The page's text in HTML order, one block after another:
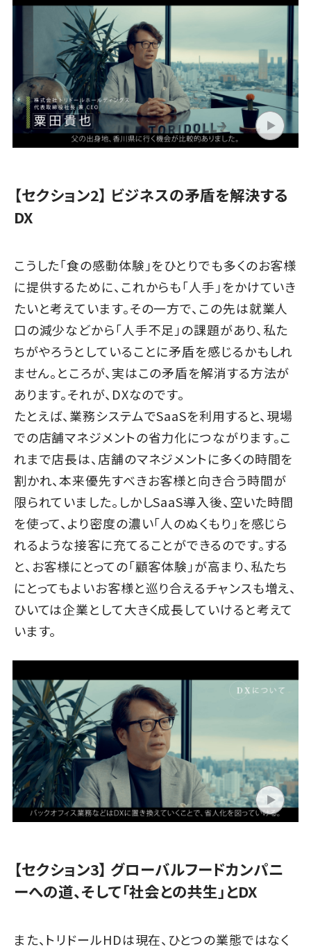
【セクション2】 ビジネスの矛盾を解決する
DX
こうした「食の感動体験」をひとりでも多くのお客様
に提供するために、これからも「人手」をかけていき
たいと考えています。その一方で、この先は就業人
口の減少などから「人手不足」の課題があり、私た
ちがやろうとしていることに矛盾を感じるかもしれ
ません。ところが、実はこの矛盾を解消する方法が
あります。それが、DXなのです。
たとえば、業務システムでSaaSを利用すると、現場
での店舗マネジメントの省力化につながります。こ
れまで店長は、店舗のマネジメントに多くの時間を
割かれ、本来優先すべきお客様と向き合う時間が
限られていました。しかしSaaS導入後、空いた時間
を使って、より密度の濃い「人のぬくもり」を感じら
れるような接客に充てることができるのです。する
と、お客様にとっての「顧客体験」が高まり、私たち
にとってもよいお客様と巡り合えるチャンスも増え、
ひいては企業として大きく成長していけると考えて
います。
【セクション3】 グローバルフードカンパニ
ーへの道、そして「社会との共生」とDX
また、トリドールHDは現在、ひとつの業態ではなく